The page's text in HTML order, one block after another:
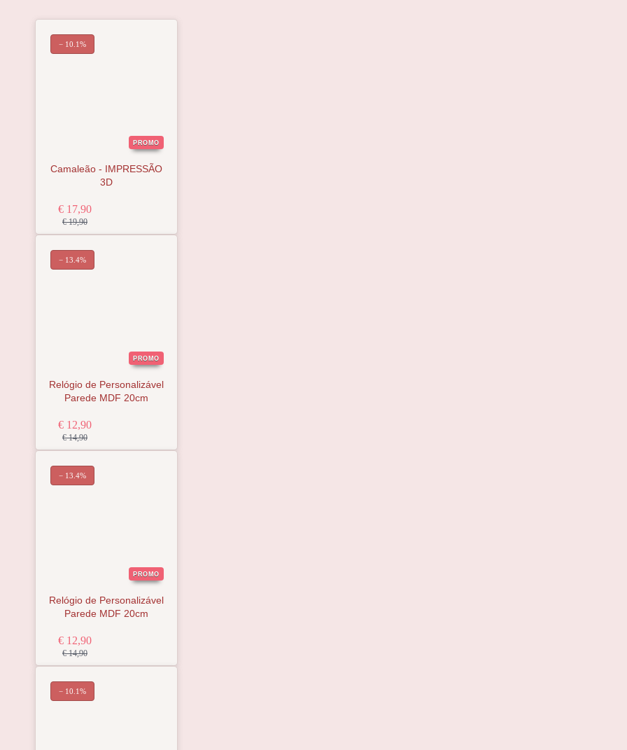
PROMO
Camaleão - IMPRESSÃO
3D
€ 17,90
€ 19,90
− 10.1%
PROMO
Relógio de Personalizável
Parede MDF 20cm
€ 12,90
€ 14,90
− 13.4%
PROMO
Relógio de Personalizável
Parede MDF 20cm
€ 12,90
€ 14,90
− 13.4%
− 10.1%